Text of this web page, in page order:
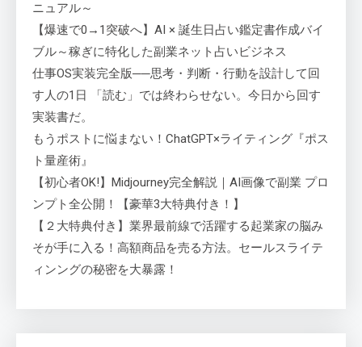
ニュアル～
【爆速で0→1突破へ】AI × 誕生日占い鑑定書作成バイ
ブル～稼ぎに特化した副業ネット占いビジネス
仕事OS実装完全版──思考・判断・行動を設計して回
す人の1日 「読む」では終わらせない。今日から回す
実装書だ。
もうポストに悩まない！ChatGPT×ライティング『ポス
ト量産術』
【初心者OK!】Midjourney完全解説｜AI画像で副業 プロ
ンプト全公開！【豪華3大特典付き！】
【２大特典付き】業界最前線で活躍する起業家の脳み
そが手に入る！高額商品を売る方法。セールスライテ
ィンングの秘密を大暴露！